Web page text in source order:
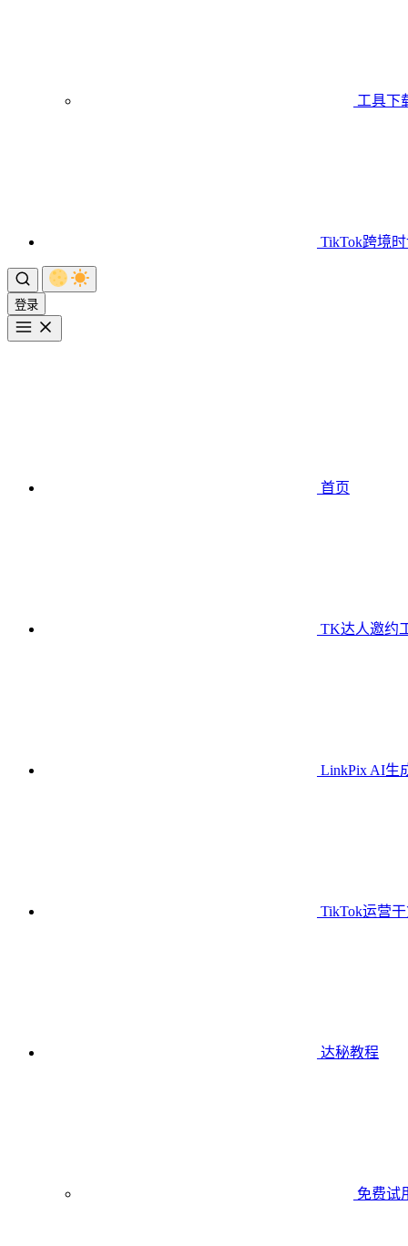
工具下
TikTok跨境
登录
首页
TK达人邀约
LinkPix AI生
TikTok运营
达秘教程
免费试